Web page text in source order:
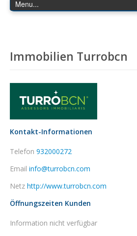
Immobilien Turrobcn
Kontakt-Informationen
Telefon 932000272
Email info@turrobcn.com
Netz http://www.turrobcn.com
Öffnungszeiten Kunden
Information nicht verfügbar